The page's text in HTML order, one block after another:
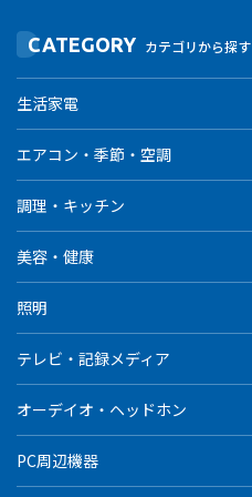
CATEGORY カテゴリから探す
生活家電
エアコン・季節・空調
調理・キッチン
美容・健康
照明
テレビ・記録メディア
オーデイオ・ヘッドホン
PC周辺機器